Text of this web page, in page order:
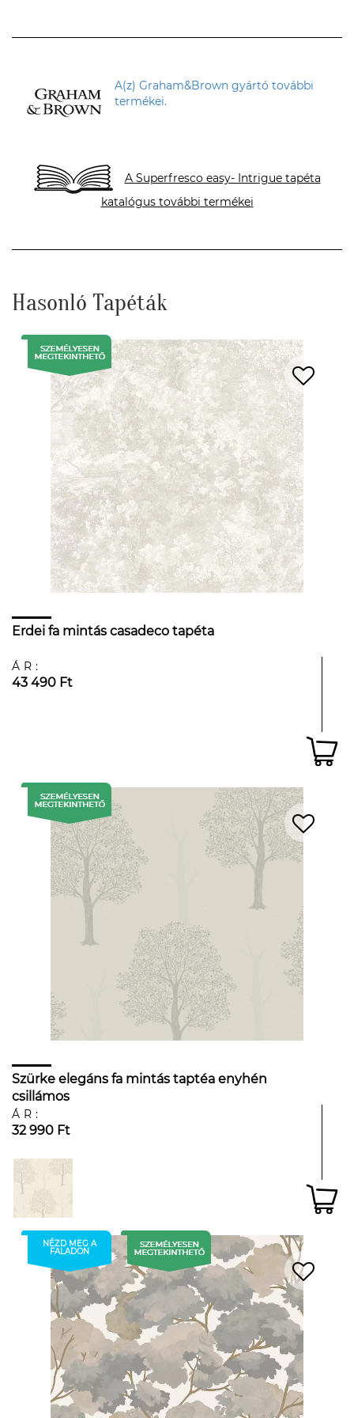
A(z) Graham&Brown gyártó további
termékei.
A Superfresco easy- Intrigue tapéta
katalógus további termékei
Hasonló Tapéták
Erdei fa mintás casadeco tapéta
ÁR:
43 490 Ft
Szürke elegáns fa mintás taptéa enyhén
csillámos
ÁR:
32 990 Ft
NÉZD MEG A
FALADON